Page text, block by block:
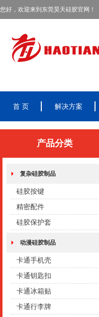
您好，欢迎来到东莞昊天硅胶官网！
首 页 解决方案
产品分类
复杂硅胶制品
硅胶按键
精密配件
硅胶保护套
动漫硅胶制品
卡通手机壳
卡通钥匙扣
卡通冰箱贴
卡通行李牌